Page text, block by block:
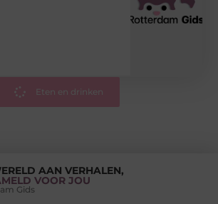
Eten en drinken
AAN VERHALEN,
VOOR JOU
Gids